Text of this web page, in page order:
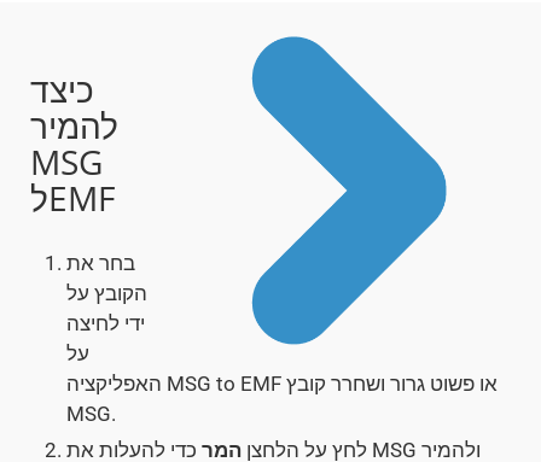
כיצד
להמיר
MSG
לEMF
בחר את
הקובץ על
ידי לחיצה
על
האפליקציה MSG to EMF או פשוט גרור ושחרר קובץ
MSG.
לחץ על הלחצן המר כדי להעלות את MSG ולהמיר